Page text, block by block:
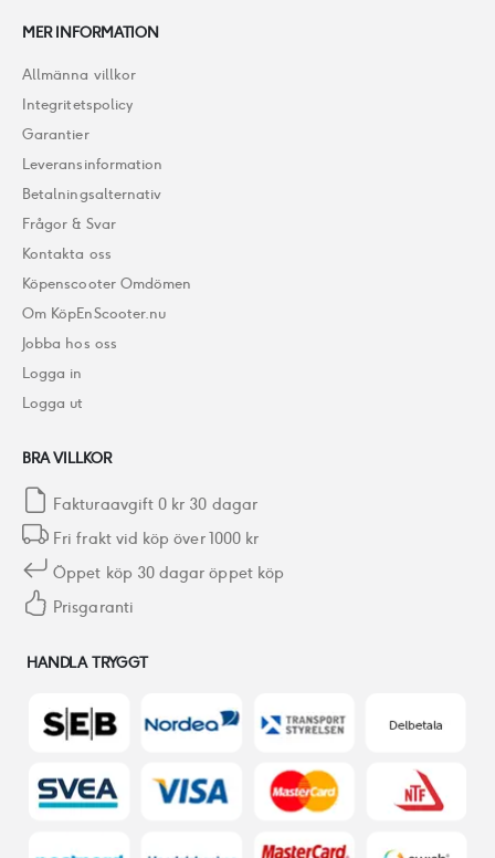
MER INFORMATION
Allmänna villkor
Integritetspolicy
Garantier
Leveransinformation
Betalningsalternativ
Frågor & Svar
Kontakta oss
Köpenscooter Omdömen
Om KöpEnScooter.nu
Jobba hos oss
Logga in
Logga ut
BRA VILLKOR
Fakturaavgift 0 kr 30 dagar
Fri frakt vid köp över 1000 kr
Öppet köp 30 dagar öppet köp
Prisgaranti
HANDLA TRYGGT